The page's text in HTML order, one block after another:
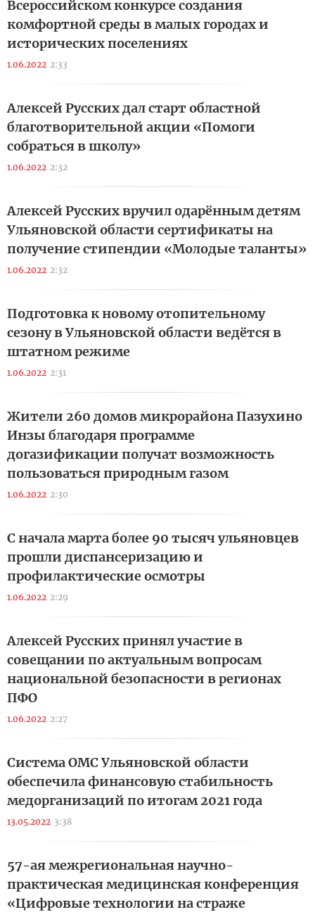
Всероссийском конкурсе создания
комфортной среды в малых городах и
исторических поселениях
1.06.2022 2:33
Алексей Русских дал старт областной
благотворительной акции «Помоги
собраться в школу»
1.06.2022 2:32
Алексей Русских вручил одарённым детям
Ульяновской области сертификаты на
получение стипендии «Молодые таланты»
1.06.2022 2:32
Подготовка к новому отопительному
сезону в Ульяновской области ведётся в
штатном режиме
1.06.2022 2:31
Жители 260 домов микрорайона Пазухино
Инзы благодаря программе
догазификации получат возможность
пользоваться природным газом
1.06.2022 2:30
С начала марта более 90 тысяч ульяновцев
прошли диспансеризацию и
профилактические осмотры
1.06.2022 2:29
Алексей Русских принял участие в
совещании по актуальным вопросам
национальной безопасности в регионах
ПФО
1.06.2022 2:27
Система ОМС Ульяновской области
обеспечила финансовую стабильность
медорганизаций по итогам 2021 года
13.05.2022 3:38
57-ая межрегиональная научно-
практическая медицинская конференция
«Цифровые технологии на страже